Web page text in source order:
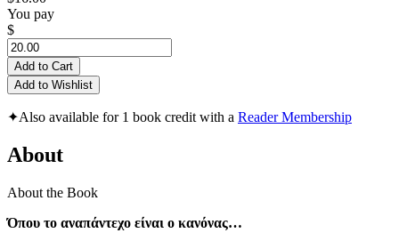
You pay
$
Add to Cart
Add to Wishlist
✦Also available for 1 book credit with a Reader Membership
About
About the Book
Όπου το αναπάντεχο είναι ο κανόνας…